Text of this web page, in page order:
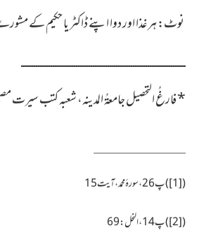
نوٹ: ہر غذا اور دوا اپنے ڈاکٹر یا حکیم کے
ــــــــــــــــــــــــــــــــــــــــــــــــــــــــــــــــــــــــــــــ
*فارغُ التحصیل جامعۃُ المدینہ، شعبہ کتب سیرت
(
[1]
)پ26 ،سورۂ محمد، آیت 15
(
[2]
)پ 14،النحل :69